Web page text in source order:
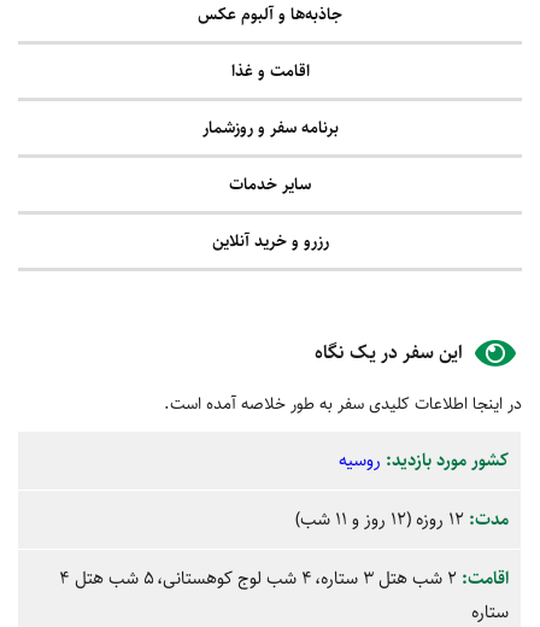
جاذبه‌ها و آلبوم عکس
اقامت و غذا
برنامه سفر و روزشمار
سایر خدمات
رزرو و خرید آنلاین
این سفر در یک نگاه
در اینجا اطلاعات کلیدی سفر به طور خلاصه آمده است.
کشور‌ مورد بازدید: روسیه
مدت: 12 روزه (12 روز و 11 شب)
اقامت: 2 شب هتل 3 ستاره 4 شب لوج کوهستانی
5 شب هتل 4
ستاره